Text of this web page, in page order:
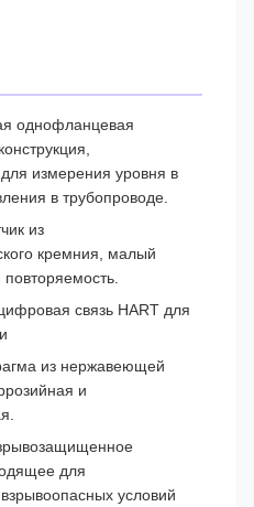
однофланцевая
измерения уровня в
в трубопроводе.
из
кремния, малый
связь HART для
из нержавеющей
и
для
условий